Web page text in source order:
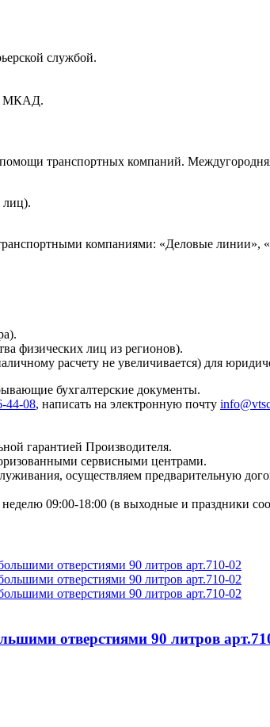
службой.
МКАД.
транспортных компаний.
лиц).
компаниями: «Деловые
физических лиц из регионов).
расчету не увеличивается) для
бухгалтерские документы.
44-08, написать на электронную почту
гарантией Производителя.
сервисными центрами.
осуществляем предварительную
09:00-18:00 (в выходные и праздники
отверстиями 90 литров